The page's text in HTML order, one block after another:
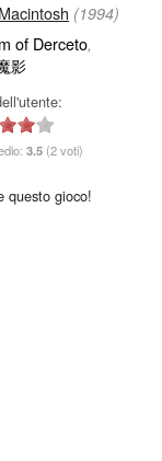
Macintosh (1994)
of Derceto,
影
3.5 (2 voti)
questo gioco!